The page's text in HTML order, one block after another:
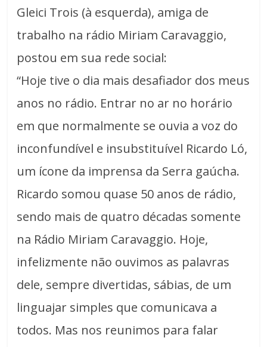
Gleici Trois (à esquerda), amiga de
trabalho na rádio Miriam Caravaggio,
postou em sua rede social:
“Hoje tive o dia mais desafiador dos meus
anos no rádio. Entrar no ar no horário
em que normalmente se ouvia a voz do
inconfundível e insubstituível Ricardo Ló,
um ícone da imprensa da Serra gaúcha.
Ricardo somou quase 50 anos de rádio,
sendo mais de quatro décadas somente
na Rádio Miriam Caravaggio. Hoje,
infelizmente não ouvimos as palavras
dele, sempre divertidas, sábias, de um
linguajar simples que comunicava a
todos. Mas nos reunimos para falar